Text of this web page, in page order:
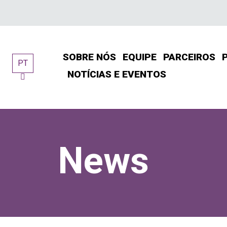
PT
SOBRE NÓS EQUIPE PARCEIROS
NOTÍCIAS E EVENTOS
News